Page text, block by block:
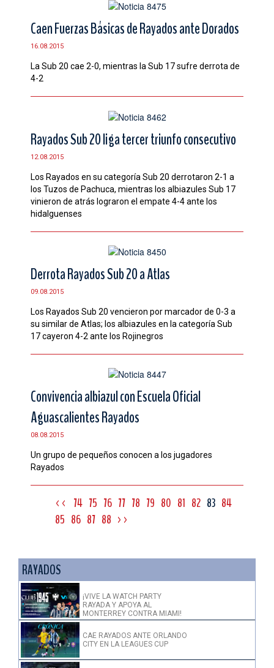
Caen Fuerzas Básicas de Rayados ante Dorados
16.08.2015
La Sub 20 cae 2-0, mientras la Sub 17 sufre derrota de
4-2
Rayados Sub 20 liga tercer triunfo consecutivo
12.08.2015
Los Rayados en su categoría Sub 20 derrotaron 2-1 a
los Tuzos de Pachuca, mientras los albiazules Sub 17
vinieron de atrás lograron el empate 4-4 ante los
hidalguenses
Derrota Rayados Sub 20 a Atlas
09.08.2015
Los Rayados Sub 20 vencieron por marcador de 0-3 a
su similar de Atlas; los albiazules en la categoría Sub
17 cayeron 4-2 ante los Rojinegros
Convivencia albiazul con Escuela Oficial
Aguascalientes Rayados
08.08.2015
Un grupo de pequeños conocen a los jugadores
Rayados
<< 74 75 76 77 78 79 80 81 82 83 84
85 86 87 88 >>
RAYADOS
¡VIVE LA WATCH PARTY
RAYADA Y APOYA AL
MONTERREY CONTRA MIAMI!
CAE RAYADOS ANTE ORLANDO
CITY EN LA LEAGUES CUP